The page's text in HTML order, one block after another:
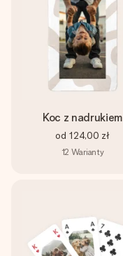
Koc z nadrukiem
od 124,00 zł
12 Warianty